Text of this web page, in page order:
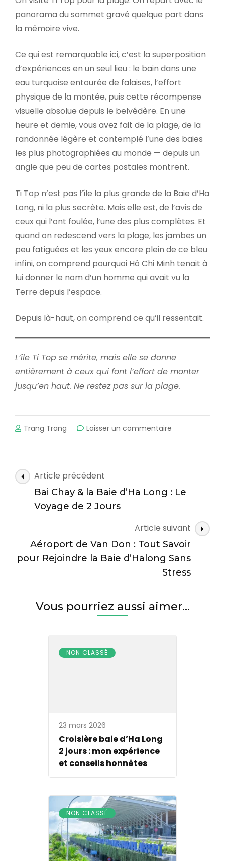
panorama du sommet gravé quelque part dans
la mémoire vive.
Ce qui est remarquable ici, c’est la superposition
d’expériences en un seul lieu : le bain dans une
eau turquoise entourée de falaises, l’effort
physique de la montée, puis cette récompense
visuelle absolue depuis le belvédère. En une
heure et demie, vous avez fait de la plage, de la
randonnée légère et contemplé l’une des baies
les plus photographiées au monde — depuis un
angle que peu de cartes postales montrent.
Ti Top n’est pas l’île la plus grande de la Baie d’Ha
Long, ni la plus secrète. Mais elle est, de l’avis de
ceux qui l’ont foulée, l’une des plus complètes. Et
quand on redescend vers la plage, les jambes un
peu fatiguées et les yeux encore plein de ce bleu
infini, on comprend pourquoi Hô Chi Minh tenait à
lui donner le nom d’un homme qui avait vu la
Terre depuis l’espace.
Depuis là-haut, on comprend ce qu’il ressentait.
L’île Ti Top se mérite, mais elle se donne
entièrement à ceux qui font l’effort de monter
jusqu’en haut. Ne restez pas sur la plage.
Trang Trang Laisser un commentaire
Joyau
la
Baie
d’Ha
Long
Navigation
des
articles
Article précédent
Bai Chay & la Baie d’Ha Long : Le
Voyage de 2 Jours
Article suivant
Aéroport de Van Don : Tout Savoir
pour Rejoindre la Baie d’Halong Sans
Stress
Vous pourriez aussi aimer...
NON CLASSÉ
23 mars 2026
Croisière baie d’Ha Long
2 jours : mon expérience
et conseils honnêtes
NON CLASSÉ